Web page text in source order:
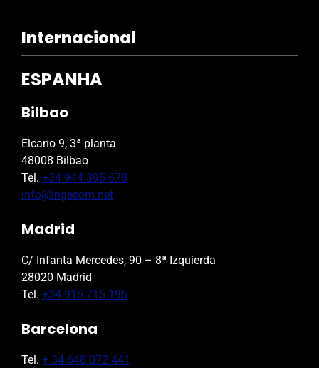
Internacional
ESPANHA
Bilbao
Elcano 9, 3ª planta
48008 Bilbao
Tel. +34 944 395 678
info@ingecom.net
Madrid
C/ Infanta Mercedes, 90 – 8ª Izquierda
28020 Madrid
Tel. +34 915 715 196
Barcelona
Tel. + 34 648 072 441